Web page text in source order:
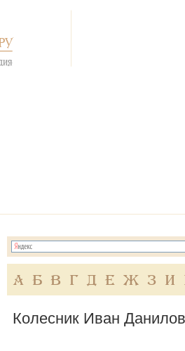
А Б В Г Д Е Ж З И
Колесник Иван